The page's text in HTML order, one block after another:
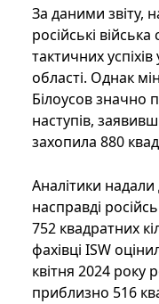
За даними звіту,
російські
тактичних успіхів
області. Однак
Білоусов значно
наступів,
захопила 880
Аналітики надали
насправді
752 квадратних
фахівці ISW
квітня 2024 року
приблизно 516